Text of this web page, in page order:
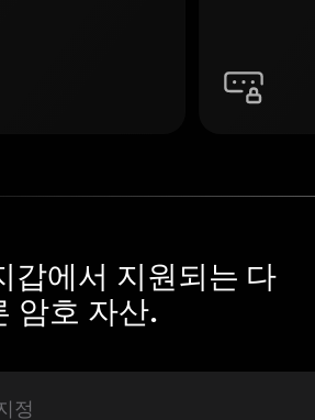
갑에서 지원되는 다
암호 자산.